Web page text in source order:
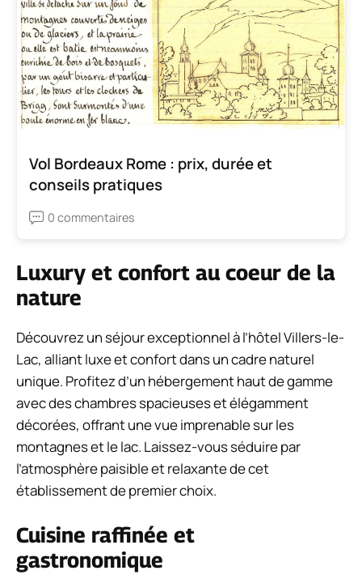
Vol Bordeaux Rome : prix, durée et
conseils pratiques
0 commentaires
Luxury et confort au coeur de la
nature
Découvrez un séjour exceptionnel à l’hôtel Villers-le-
Lac, alliant luxe et confort dans un cadre naturel
unique. Profitez d’un hébergement haut de gamme
avec des chambres spacieuses et élégamment
décorées, offrant une vue imprenable sur les
montagnes et le lac. Laissez-vous séduire par
l’atmosphère paisible et relaxante de cet
établissement de premier choix.
Cuisine raffinée et
gastronomique